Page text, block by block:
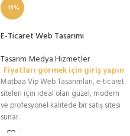
-19%
E-Ticaret Web Tasarımı
Tasarım Medya Hizmetler
Fiyatları görmek için giriş yapın
Matbaa Vip Web Tasarımları, e-ticaret
siteleri için ideal olan güzel, modern
ve profesyonel kalitede bir satış sitesi
sunar.